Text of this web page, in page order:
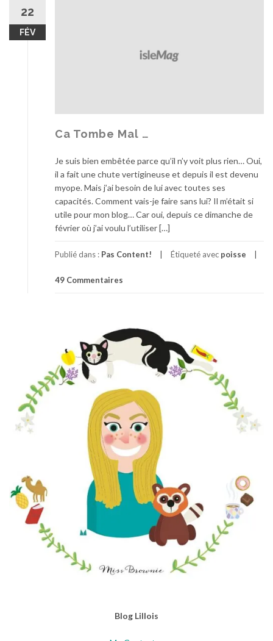
i
s
o
m
22
FÉV
Ca Tombe Mal …
Je suis bien embêtée parce qu’il n’y voit plus rien… Oui,
il a fait une chute vertigineuse et depuis il est devenu
myope. Mais j’ai besoin de lui avec toutes ses
capacités. Comment vais-je faire sans lui? Il m’était si
utile pour mon blog… Car oui, depuis ce dimanche de
février où j’ai voulu l’utiliser […]
Publié dans : Pas Content! Étiqueté avec poisse
49 Commentaires
Blog Lillois